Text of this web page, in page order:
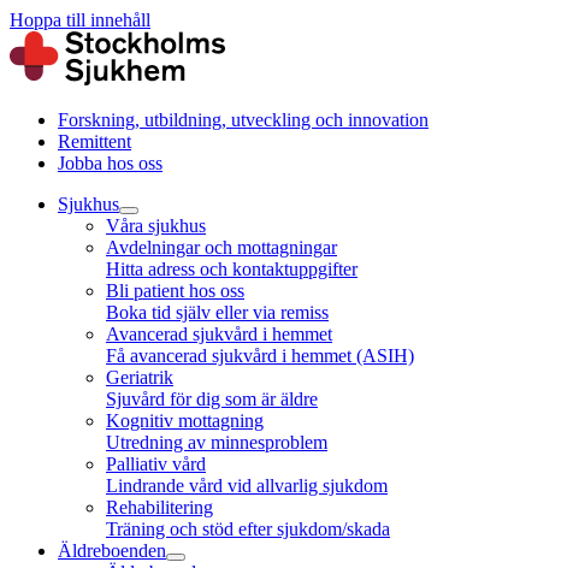
Hoppa till innehåll
Forskning, utbildning, utveckling och innovation
Remittent
Jobba hos oss
Sjukhus
Våra sjukhus
Avdelningar och mottagningar
Hitta adress och kontaktuppgifter
Bli patient hos oss
Boka tid själv eller via remiss
Avancerad sjukvård i hemmet
Få avancerad sjukvård i hemmet (ASIH)
Geriatrik
Sjuvård för dig som är äldre
Kognitiv mottagning
Utredning av minnesproblem
Palliativ vård
Lindrande vård vid allvarlig sjukdom
Rehabilitering
Träning och stöd efter sjukdom/skada
Äldreboenden